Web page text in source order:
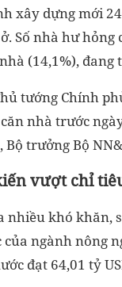
xây dựng mới
Số nhà hư
(14,1%),
tướng Chính
nhà trước
trưởng Bộ
vượt chỉ
khó khăn,
ngành nông
đạt 64,01 tỷ